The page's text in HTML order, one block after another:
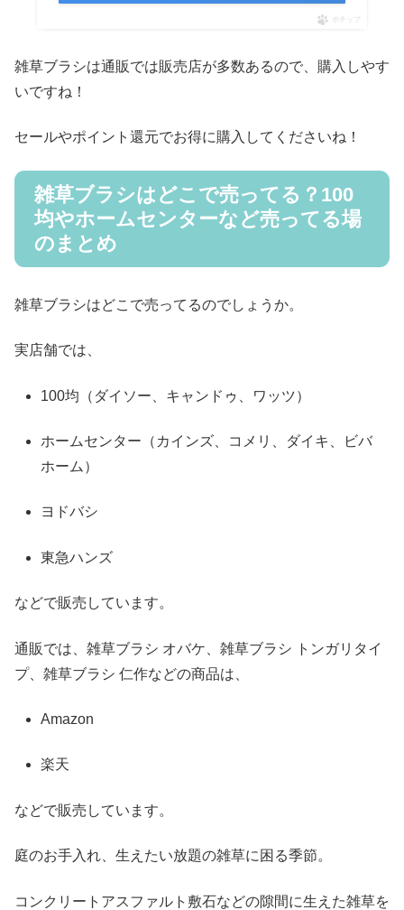
ポチップ
雑草ブラシは通販では販売店が多数あるので、購入しやす
いですね！
セールやポイント還元でお得に購入してくださいね！
雑草ブラシはどこで売ってる？100
均やホームセンターなど売ってる場
のまとめ
雑草ブラシはどこで売ってるのでしょうか。
実店舗では、
100均（ダイソー、キャンドゥ、ワッツ）
ホームセンター（カインズ、コメリ、ダイキ、ビバ
ホーム）
ヨドバシ
東急ハンズ
などで販売しています。
通販では、雑草ブラシ オバケ、雑草ブラシ トンガリタイ
プ、雑草ブラシ 仁作などの商品は、
Amazon
楽天
などで販売しています。
庭のお手入れ、生えたい放題の雑草に困る季節。
コンクリートアスファルト敷石などの隙間に生えた雑草を